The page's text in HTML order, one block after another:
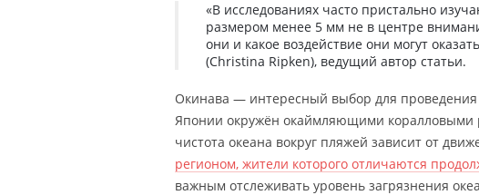
«В исследованиях часто пристально
размером менее 5 мм не в центре
они и какое воздействие они могут
(Christina Ripken), ведущий автор статьи.
Окинава — интересный выбор для
Японии окружён окаймляющими коралловыми
чистота океана вокруг пляжей зависит от
регионом, жители которого отличаются
важным отслеживать уровень загрязнения